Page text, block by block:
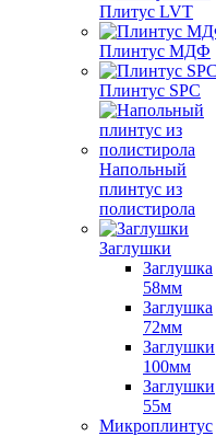
Плитус LVT
Плинтус МДФ
Плинтус SPC
Напольный
плинтус из
полистирола
Заглушки
Заглушка
58мм
Заглушка
72мм
Заглушки
100мм
Заглушки
55м
Микроплинтус